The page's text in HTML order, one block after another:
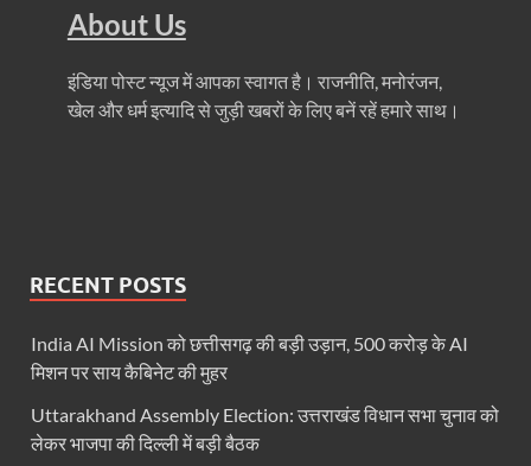
AIIMS Rishikesh: केन्द्रीय स्वास्थ्य मंत्री जेपी नड्डा से
Bastar Mobile Network: बस्तर के कोंडापल्ली में पहली
Skill Development & Polytechnic Courses:
About Us
इंडिया पोस्ट न्यूज में आपका स्वागत है। राजनीति, मनोरंजन,
खेल और धर्म इत्यादि से जुड़ी खबरों के लिए बनें रहें हमारे साथ।
RECENT POSTS
India AI Mission को छत्तीसगढ़ की बड़ी उड़ान, 500 करोड़ के AI
मिशन पर साय कैबिनेट की मुहर
Uttarakhand Assembly Election: उत्तराखंड विधान सभा चुनाव को
लेकर भाजपा की दिल्ली में बड़ी बैठक